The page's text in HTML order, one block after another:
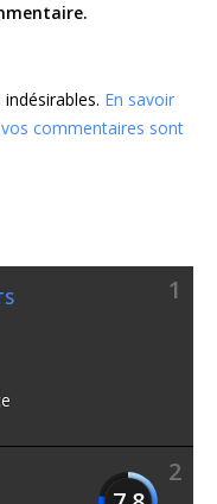
En savoir
commentaires sont
1
2